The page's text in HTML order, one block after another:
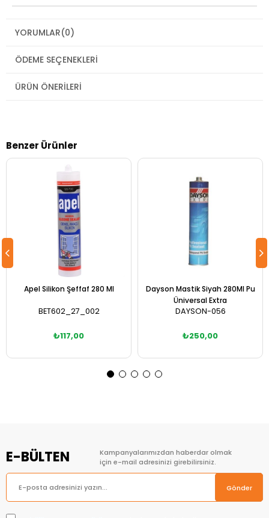
YORUMLAR(0)
ÖDEME SEÇENEKLERI
ÜRÜN ÖNERILERI
Benzer Ürünler
Apel Silikon Şeffaf 280 Ml
BET602_27_002
₺117,00
Dayson Mastik Siyah 280Ml Pu
Üniversal Extra
DAYSON-056
₺250,00
E-BÜLTEN
Kampanyalarımızdan haberdar olmak
için e-mail adresinizi girebilirsiniz.
Gönder